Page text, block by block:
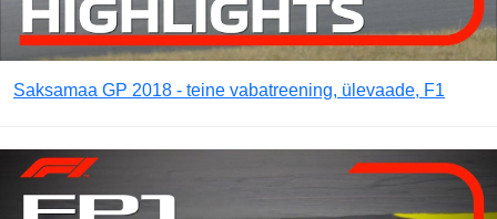
Saksamaa GP 2018 - teine vabatreening, ülevaade, F1